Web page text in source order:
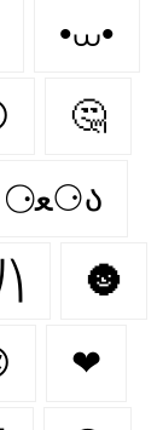
•⩊•
🤔
૮ ⚆ﻌ⚆ა
🌚
❤